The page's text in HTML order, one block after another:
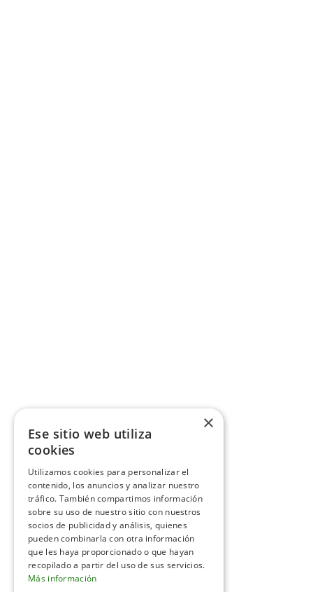
×
Ese sitio web utiliza
cookies
Utilizamos cookies para personalizar el
contenido, los anuncios y analizar nuestro
tráfico. También compartimos información
sobre su uso de nuestro sitio con nuestros
socios de publicidad y análisis, quienes
pueden combinarla con otra información
que les haya proporcionado o que hayan
recopilado a partir del uso de sus servicios.
Más información